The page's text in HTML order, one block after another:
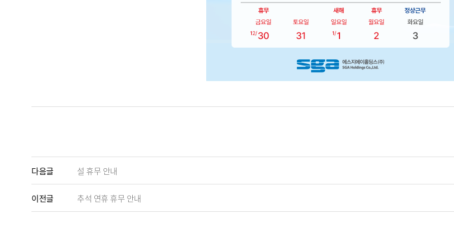
다음글 설 휴무 안내
이전글 추석 연휴 휴무 안내